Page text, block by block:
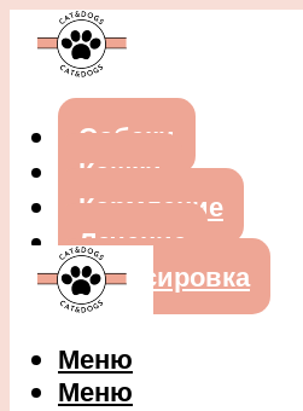
Собаки
Кошки
Кормление
Лечение
Дрессировка
Меню
Меню